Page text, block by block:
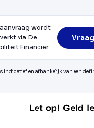
wordt
via De
Financier
indicatief en afhankelijk van een